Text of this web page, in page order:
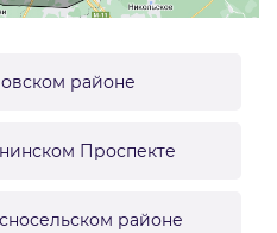
районе
Проспекте
районе